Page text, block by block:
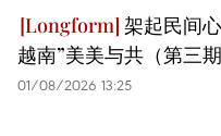
架起民间
越南”美美与共（第三期
01/08/2026 13:25